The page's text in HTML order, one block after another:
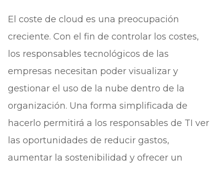
El coste de cloud es una preocupación
creciente. Con el fin de controlar los costes,
los responsables tecnológicos de las
empresas necesitan poder visualizar y
gestionar el uso de la nube dentro de la
organización. Una forma simplificada de
hacerlo permitirá a los responsables de TI ver
las oportunidades de reducir gastos,
aumentar la sostenibilidad y ofrecer un